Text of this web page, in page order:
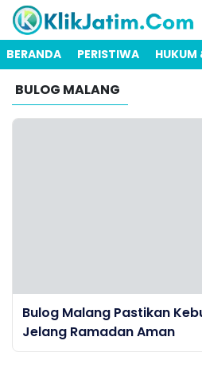
BERANDA PERISTIWA HUKUM
BULOG MALANG
Bulog Malang Pastikan
Jelang Ramadan Aman